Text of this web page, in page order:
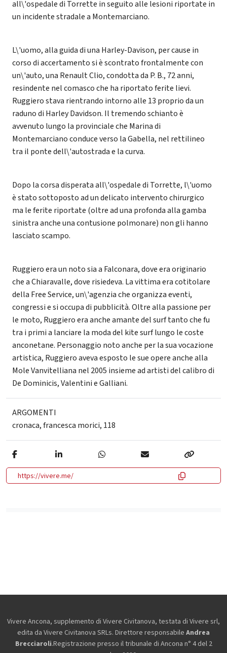
all\'ospedale di Torrette in seguito alle lesioni riportate in
un incidente stradale a Montemarciano.
L\'uomo, alla guida di una Harley-Davison, per cause in
corso di accertamento si è scontrato frontalmente con
un\'auto, una Renault Clio, condotta da P. B., 72 anni,
resindente nel comasco che ha riportato ferite lievi.
Ruggiero stava rientrando intorno alle 13 proprio da un
raduno di Harley Davidson. Il tremendo schianto è
avvenuto lungo la provinciale che Marina di
Montemarciano conduce verso la Gabella, nel rettilineo
tra il ponte dell\'autostrada e la curva.
Dopo la corsa disperata all\'ospedale di Torrette, l\'uomo
è stato sottoposto ad un delicato intervento chirurgico
ma le ferite riportate (oltre ad una profonda alla gamba
sinistra anche una contusione polmonare) non gli hanno
lasciato scampo.
Ruggiero era un noto sia a Falconara, dove era originario
che a Chiaravalle, dove risiedeva. La vittima era cotitolare
della Free Service, un\'agenzia che organizza eventi,
congressi e si occupa di pubblicità. Oltre alla passione per
le moto, Ruggiero era anche amante del surf tanto che fu
tra i primi a lanciare la moda del kite surf lungo le coste
anconetane. Personaggio noto anche per la sua vocazione
artistica, Ruggiero aveva esposto le sue opere anche alla
Mole Vanvitelliana nel 2005 insieme ad artisti del calibro di
De Dominicis, Valentini e Galliani.
ARGOMENTI
cronaca,francesca morici, 118
https://vivere.me/
Vivere Ancona, supplemento di Vivere Civitanova, testata di Vivere srl,
edita da Vivere Civitanova SRLs. Direttore responsabile Andrea
Brecciaroli.Registrazione presso il tribunale di Ancona n° 4 del 2